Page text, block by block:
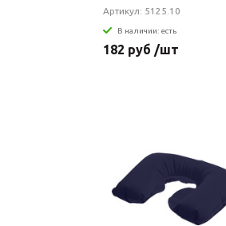
Артикул: 5125.10
В наличии: есть
182 руб /шт